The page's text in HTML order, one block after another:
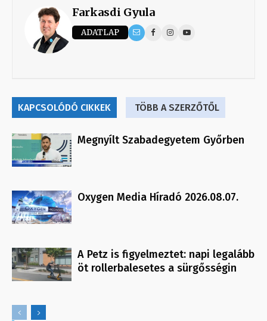
Farkasdi Gyula
ADATLAP
KAPCSOLÓDÓ CIKKEK TÖBB A SZERZŐTŐL
Megnyílt Szabadegyetem Győrben
Oxygen Media Híradó 2026.08.07.
A Petz is figyelmeztet: napi legalább
öt rollerbalesetes a sürgősségin